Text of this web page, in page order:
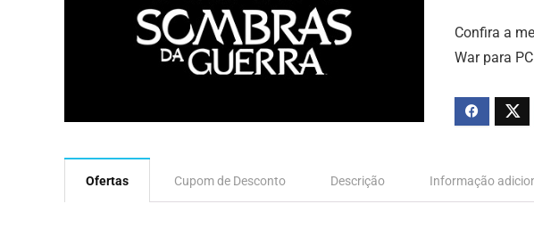
Confira a
War para
Ofertas Cupom de Desconto Descrição Informação